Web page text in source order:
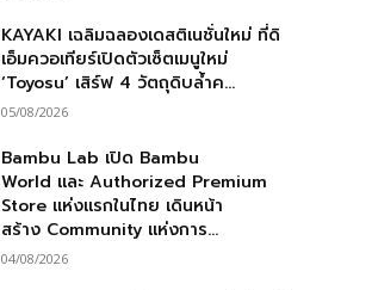
KAYAKI เฉลิมฉลองเดสติเนชั่นใหม่ ที่ดิ
เอ็มควอเทียร์เปิดตัวเซ็ตเมนูใหม่
‘Toyosu’ เสิร์ฟ 4 วัตถุดิบล้ำค...
05/08/2026
Bambu Lab เปิด Bambu
World และ Authorized Premium
Store แห่งแรกในไทย เดินหน้า
สร้าง Community แห่งการ...
04/08/2026